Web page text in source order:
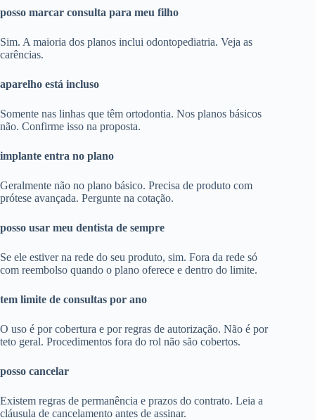
posso marcar consulta para meu filho
Sim. A maioria dos planos inclui odontopediatria. Veja as
carências.
aparelho está incluso
Somente nas linhas que têm ortodontia. Nos planos básicos
não. Confirme isso na proposta.
implante entra no plano
Geralmente não no plano básico. Precisa de produto com
prótese avançada. Pergunte na cotação.
posso usar meu dentista de sempre
Se ele estiver na rede do seu produto, sim. Fora da rede só
com reembolso quando o plano oferece e dentro do limite.
tem limite de consultas por ano
O uso é por cobertura e por regras de autorização. Não é por
teto geral. Procedimentos fora do rol não são cobertos.
posso cancelar
Existem regras de permanência e prazos do contrato. Leia a
cláusula de cancelamento antes de assinar.